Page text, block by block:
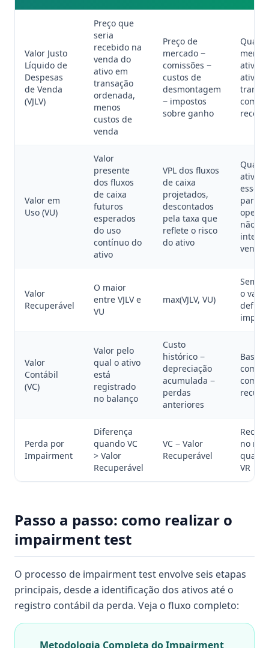
Valor Justo
Líquido de
Despesas
de Venda
(VJLV)
Preço que
seria
recebido na
venda do
ativo em
transação
ordenada,
menos
custos de
venda
Preço de
mercado −
comissões −
custos de
desmontagem
− impostos
sobre ganho
ativo
ativo
Valor em
Uso (VU)
Valor
presente
dos fluxos
de caixa
futuros
esperados
do uso
contínuo do
ativo
VPL dos fluxos
de caixa
projetados,
descontados
pela taxa que
reflete o risco
do ativo
ativo é
para a
não há
venda
Valor
Recuperável
O maior
entre VJLV e
VU
max(VJLV, VU)
o
define
Valor
Contábil
(VC)
Valor pelo
qual o ativo
está
registrado
no balanço
Custo
histórico −
depreciação
acumulada −
perdas
anteriores
Base
com o
Perda por
Impairment
Diferença
quando VC
> Valor
Recuperável
VC − Valor
Recuperável
no
VR
Passo a passo: como realizar o
impairment test
O processo de impairment test envolve seis etapas
principais, desde a identificação dos ativos até o
registro contábil da perda. Veja o fluxo completo:
Metodologia Completa do Impairment